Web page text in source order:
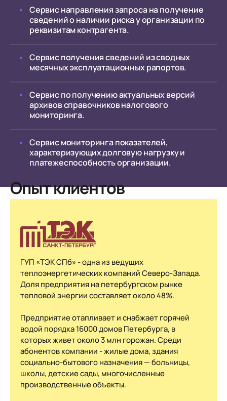
Сервис направления запроса на получение
сведений о наличии риска у организации по
реквизитам контрагента.
Сервис получения сведений из сводных
месячных эксплуатационных рапортов.
Сервис по получению актуальных версий
архивов справочников налогового
мониторинга.
Сервис мониторинга показателей,
характеризующих долговую нагрузку и
платежеспособность организации.
Опыт клиентов
ГУП «ТЭК СПб» - одна из ведущих
теплоэнергетических компаний Северо-Запада.
Доля предприятия на петербургском рынке
тепловой энергии составляет около 48%.
Предприятие отапливает и снабжает горячей
водой порядка 16000 домов Петербурга, в
которых живет около 3 млн горожан. Среди
абонентов компании - жилые дома, здания
социально-бытового назначения — больницы,
школы, детские сады, многочисленные
производственные объекты.